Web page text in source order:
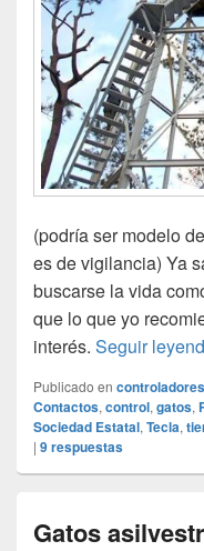
(podría ser modelo
es de vigilancia) Ya
buscarse la vida
que lo que yo
interés. Seguir
Publicado en controladores
Contactos, control, gatos,
Sociedad Estatal, Tecla,
| 9respuestas
Gatos